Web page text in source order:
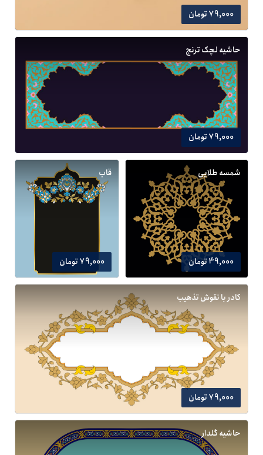
79,000 تومان
حاشیه لچک ترنج
79,000 تومان
شمسه طلایی
49,000 تومان
قاب
79,000 تومان
کادر با نقوش تذهیب
79,000 تومان
حاشیه گلدار